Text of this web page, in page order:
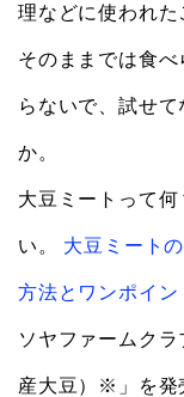
理などに使われた
そのままでは食
らないで、試せ
か。
大豆ミートって
い。 大豆ミート
方法とワンポイン
ソヤファームク
産大豆）※」を発